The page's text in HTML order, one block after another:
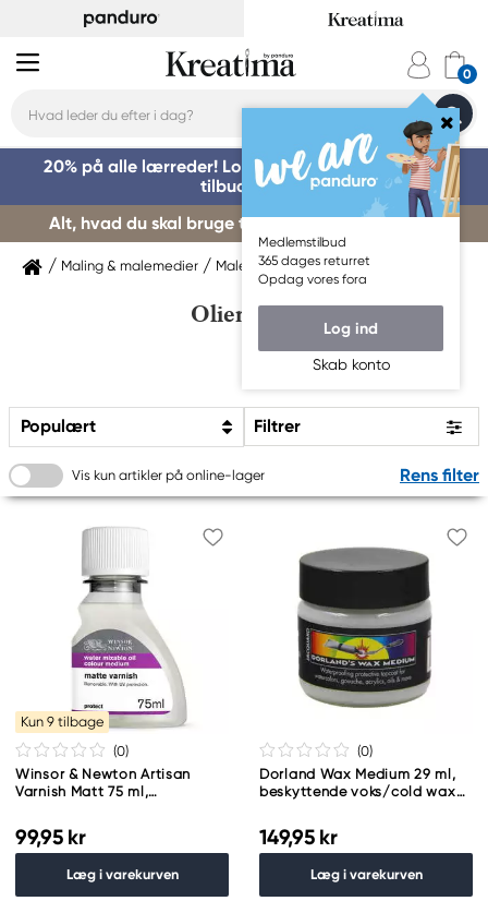
Medlemstilbud
365 dages returret
Opdag vores fora
Log ind
Skab konto
20% på alle lærreder! Log på for at benytte dig af
tilbuddet »
Alt, hvad du skal bruge til kursusstart – køb her »
Maling & malemedier Malemedium Oliemedium
Oliemedium
Populært Filtrer
Vis kun artikler på online-lager Rens filter
Kun 9 tilbage
(0)
Winsor & Newton Artisan
Varnish Matt 75 ml,
99,95 kr
Læg i varekurven
(0)
Dorland Wax Medium 29 ml,
beskyttende voks/cold wax
149,95 kr
Læg i varekurven